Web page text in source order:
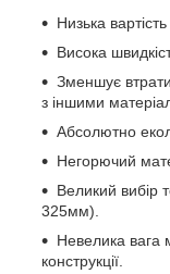
Низька вартість
Висока
Зменшує
з іншими
Абсолютно
Негорючий
Великий вибір
325мм).
Невелика вага
конструкції.